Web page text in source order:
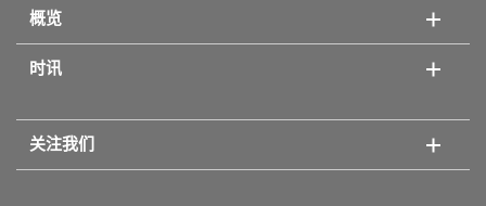
概览
时讯
关注我们